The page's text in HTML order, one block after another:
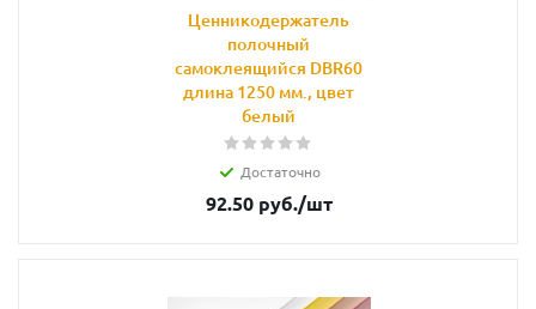
Ценникодержатель
полочный
самоклеящийся DBR60
длина 1250 мм., цвет
белый
Достаточно
92.50руб./шт